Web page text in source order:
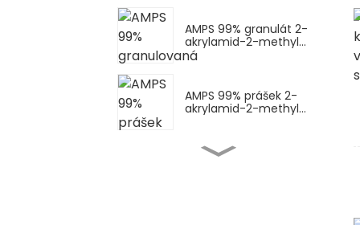
AMPS 99% granulát 2-
akrylamid-2-methyl...
AMPS 99% prášek 2-
akrylamid-2-methyl...